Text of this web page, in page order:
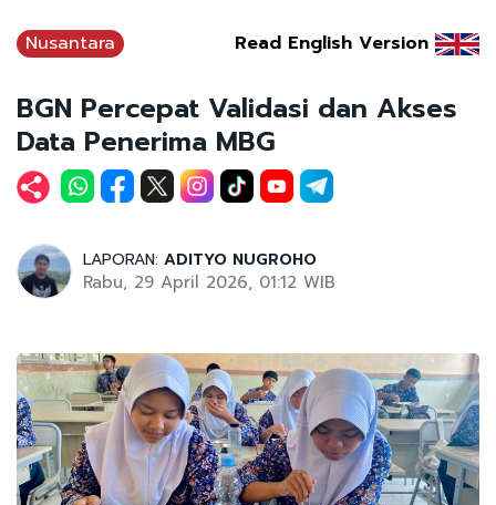
Nusantara Read English Version
BGN Percepat Validasi dan Akses
Data Penerima MBG
LAPORAN: ADITYO NUGROHO
Rabu, 29 April 2026, 01:12 WIB